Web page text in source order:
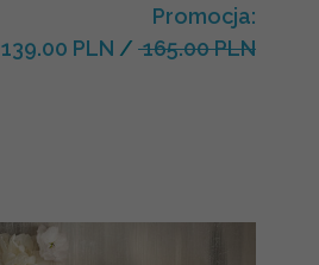
Promocja:
139.00 PLN / 165.00 PLN